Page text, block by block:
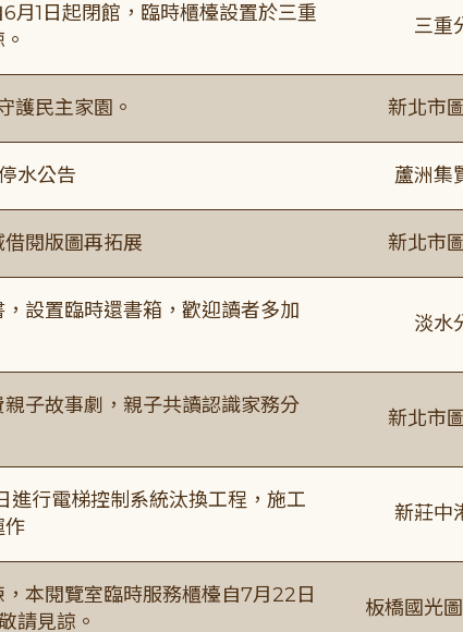
月1日起閉館，臨時櫃檯設置於三重
三重
護民主家園。 新北市
水公告 蘆洲集
借閱版圖再拓展 新北市
設置臨時還書箱，歡迎讀者多加
淡水
子故事劇，親子共讀認識家務分
新北市
進行電梯控制系統汰換工程，施工
作
新莊中
本閱覽室臨時服務櫃檯自7月22日
請見諒。
板橋國光